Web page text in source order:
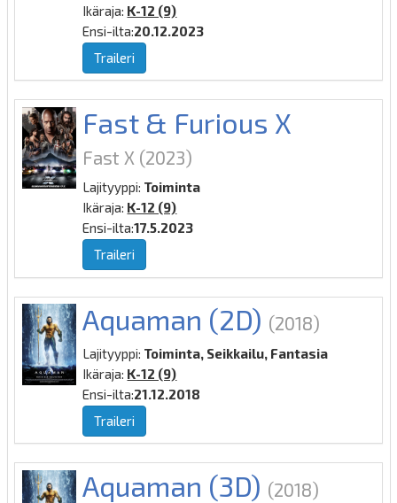
Ikäraja: K-12 (9)
Ensi-ilta:20.12.2023
Traileri
Fast & Furious X
Fast X (2023)
Lajityyppi: Toiminta
Ikäraja: K-12 (9)
Ensi-ilta:17.5.2023
Traileri
Aquaman (2D) (2018)
Lajityyppi: Toiminta, Seikkailu, Fantasia
Ikäraja: K-12 (9)
Ensi-ilta:21.12.2018
Traileri
Aquaman (3D) (2018)